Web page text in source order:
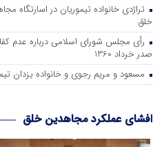
تراژدی خانواده تیموریان در اسارتگاه
خلق
رأی مجلس شورای اسلامی درباره عدم
صدر خرداد 1360
مسعود و مریم رجوی و خانواده یزدان
افشای عملکرد مجاهدین خلق